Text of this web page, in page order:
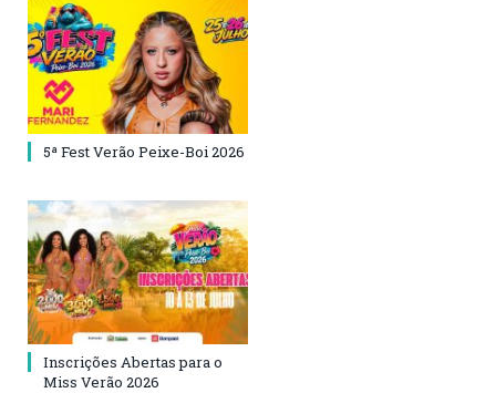
5ª Fest Verão Peixe-Boi 2026
Inscrições Abertas para o
Miss Verão 2026